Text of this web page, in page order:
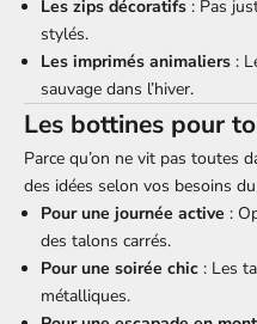
Les zips décoratifs : Pas
stylés.
Les imprimés animaliers :
sauvage dans l’hiver.
Les bottines pour
Parce qu’on ne vit pas toutes
des idées selon vos besoins
Pour une journée active :
des talons carrés.
Pour une soirée chic : Les
métalliques.